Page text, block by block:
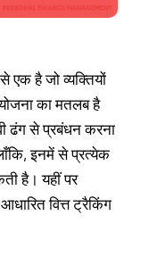
एक है जो व्यक्तियों
का मतलब है
ढंग से प्रबंधन करना
इनमें से प्रत्येक
है। यहीं पर
वित्त ट्रैकिंग